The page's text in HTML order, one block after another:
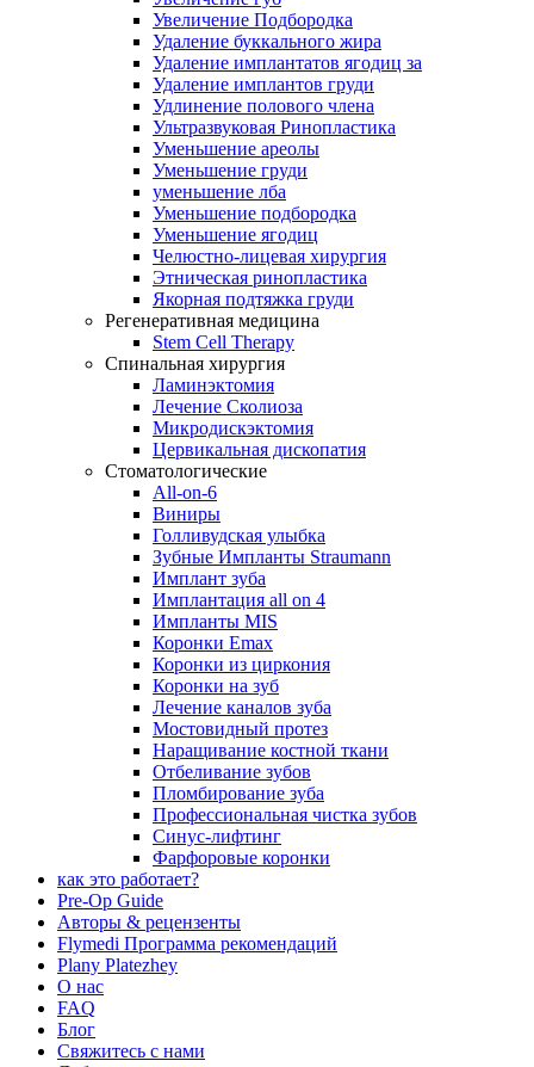
Увеличение Подбородка
Удаление буккального жира
Удаление имплантатов ягодиц за
Удаление имплантов груди
Удлинение полового члена
Ультразвуковая Ринопластика
Уменьшение ареолы
Уменьшение груди
уменьшение лба
Уменьшение подбородка
Уменьшение ягодиц
Челюстно-лицевая хирургия
Этническая ринопластика
Якорная подтяжка груди
Регенеративная медицина
Stem Cell Therapy
Спинальная хирургия
Ламинэктомия
Лечение Сколиоза
Микродискэктомия
Цервикальная дископатия
Стоматологические
All-on-6
Виниры
Голливудская улыбка
Зубные Импланты Straumann
Имплант зуба
Имплантация all on 4
Импланты MIS
Коронки Emax
Коронки из циркония
Коронки на зуб
Лечение каналов зуба
Мостовидный протез
Наращивание костной ткани
Отбеливание зубов
Пломбирование зуба
Профессиональная чистка зубов
Синус-лифтинг
Фарфоровые коронки
как это работает?
Pre-Op Guide
Авторы & рецензенты
Flymedi Программа рекомендаций
Plany Platezhey
О нас
FAQ
Блог
Свяжитесь с нами